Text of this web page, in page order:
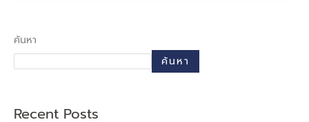
ค้นหา
ค้นหา
Recent Posts